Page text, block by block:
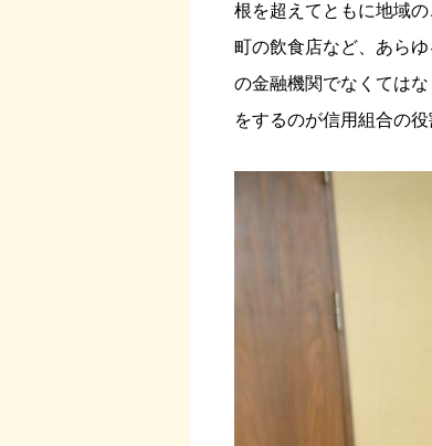
根を超えてともに地域
町の飲食店など、あら
の金融機関でなくては
をするのが信用組合の